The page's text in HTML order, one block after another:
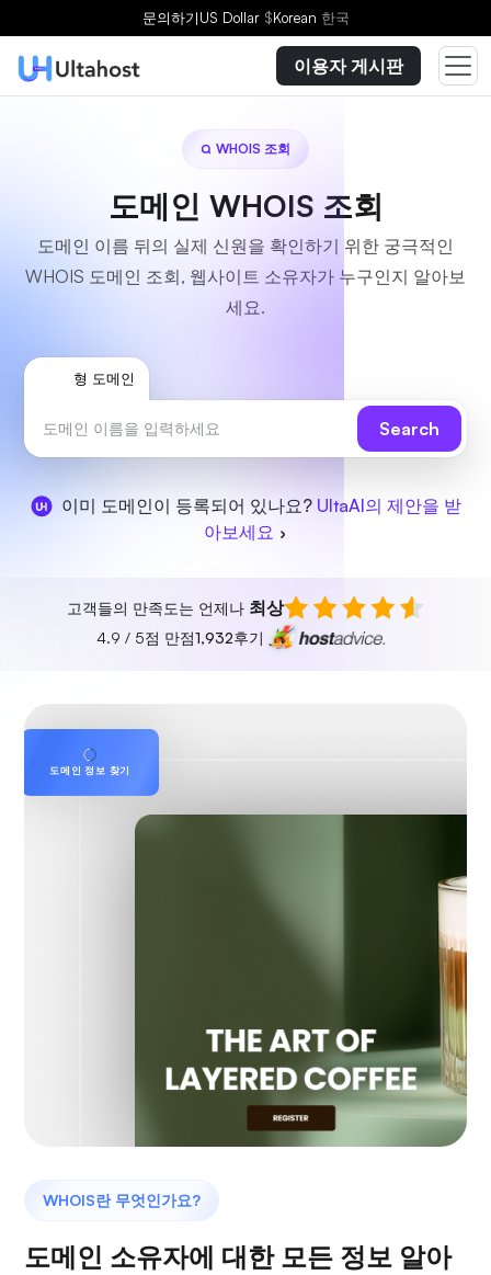
문의하기US Dollar $Korean 한국
이용자 게시판
WHOIS 조회
도메인 WHOIS 조회
도메인 이름 뒤의 실제 신원을 확인하기 위한 궁극적인
WHOIS 도메인 조회, 웹사이트 소유자가 누구인지 알아보
세요.
유형 도메인
Search
이미 도메인이 등록되어 있나요? UltaAI의 제안을 받
아보세요
고객들의 만족도는 언제나 최상
4.9 / 5점 만점1,932후기
도메인 정보 찾기
WHOIS란 무엇인가요?
도메인 소유자에 대한 모든 정보 알아